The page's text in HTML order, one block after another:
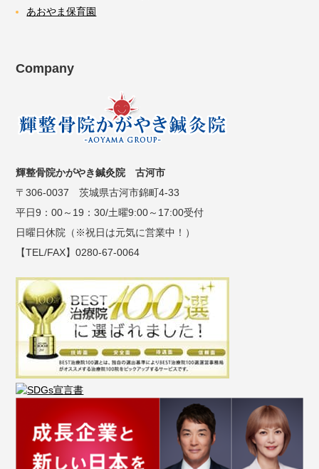
あおやま保育園
Company
輝整骨院かがやき鍼灸院 古河市
〒306-0037 茨城県古河市錦町4-33
平日9：00～19：30/土曜9:00～17:00受付
日曜日休院（※祝日は元気に営業中！）
【TEL/FAX】0280-67-0064